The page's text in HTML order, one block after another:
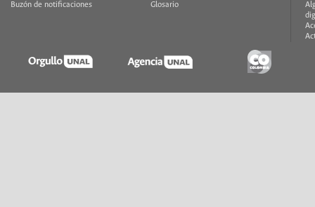
Buzón de notificaciones
Glosario